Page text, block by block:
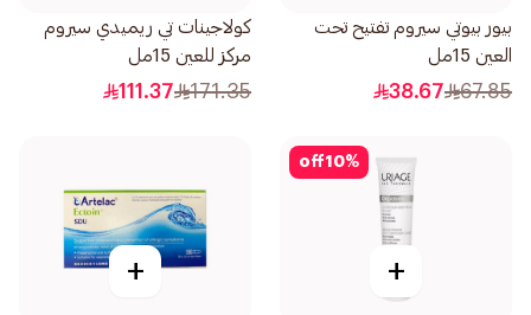
بيور بيوتي سيروم تفتيح تحت
العين 15مل
67.85
38.67
كولاجينات تي ريميدي سيروم
مركز للعين 15مل
171.35
111.37
10%
off
+
+